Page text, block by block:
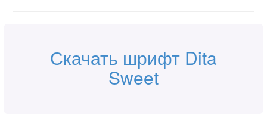
Скачать шрифт Dita
Sweet